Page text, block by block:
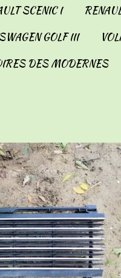
SCENIC I
GOLF III
DES MODERNES